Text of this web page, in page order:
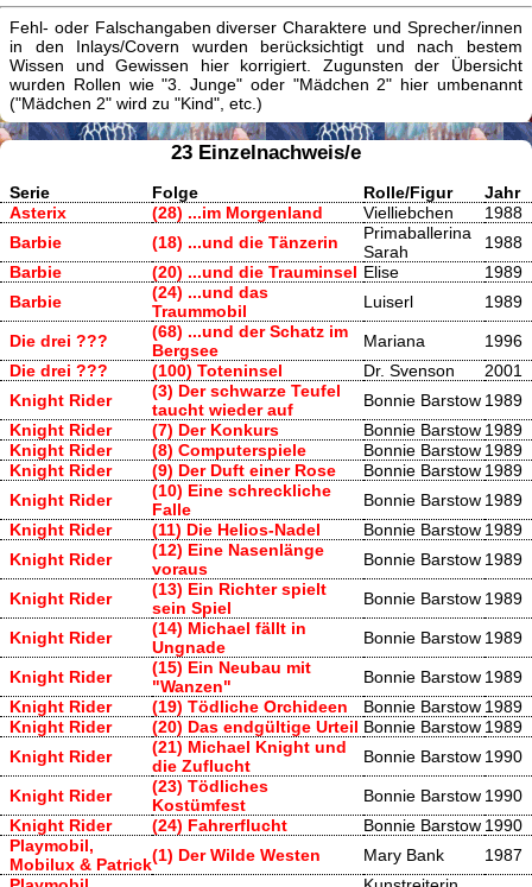
Fehl- oder Falschangaben diverser Charaktere und Sprecher/innen
in den Inlays/Covern wurden berücksichtigt und nach bestem
Wissen und Gewissen hier korrigiert. Zugunsten der Übersicht
wurden Rollen wie "3. Junge" oder "Mädchen 2" hier umbenannt
("Mädchen 2" wird zu "Kind", etc.)
23 Einzelnachweis/e
Serie Folge Rolle/Figur
Jahr
Asterix
(28) ...im Morgenland Vielliebchen
1988
Barbie
(18) ...und die Tänzerin
Primaballerina
Sarah
1988
Barbie
(20) ...und die Trauminsel Elise
1989
Barbie
(24) ...und das
Traummobil
Luiserl 1989
Die drei ???
(68) ...und der Schatz im
Bergsee
Mariana
1996
Die drei ???
(100) Toteninsel Dr. Svenson
2001
Knight Rider
(3) Der schwarze Teufel
taucht wieder auf
Bonnie Barstow 1989
Knight Rider
(7) Der Konkurs Bonnie Barstow 1989
Knight Rider
(8) Computerspiele Bonnie Barstow 1989
Knight Rider
(9) Der Duft einer Rose Bonnie Barstow 1989
Knight Rider
(10) Eine schreckliche
Falle
Bonnie Barstow 1989
Knight Rider
(11) Die Helios-Nadel Bonnie Barstow 1989
Knight Rider
(12) Eine Nasenlänge
voraus
Bonnie Barstow 1989
Knight Rider
(13) Ein Richter spielt
sein Spiel
Bonnie Barstow 1989
Knight Rider
(14) Michael fällt in
Ungnade
Bonnie Barstow 1989
Knight Rider
(15) Ein Neubau mit
"Wanzen"
Bonnie Barstow 1989
Knight Rider
(19) Tödliche Orchideen Bonnie Barstow 1989
Knight Rider
(20) Das endgültige Urteil Bonnie Barstow 1989
Knight Rider
(21) Michael Knight und
die Zuflucht
Bonnie Barstow 1990
Knight Rider
(23) Tödliches
Kostümfest
Bonnie Barstow 1990
Knight Rider
(24) Fahrerflucht Bonnie Barstow 1990
Playmobil,
Mobilux & Patrick(1) Der Wilde Westen Mary Bank
1987